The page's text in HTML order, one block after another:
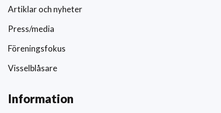
Artiklar och nyheter
Press/media
Föreningsfokus
Visselblåsare
Information